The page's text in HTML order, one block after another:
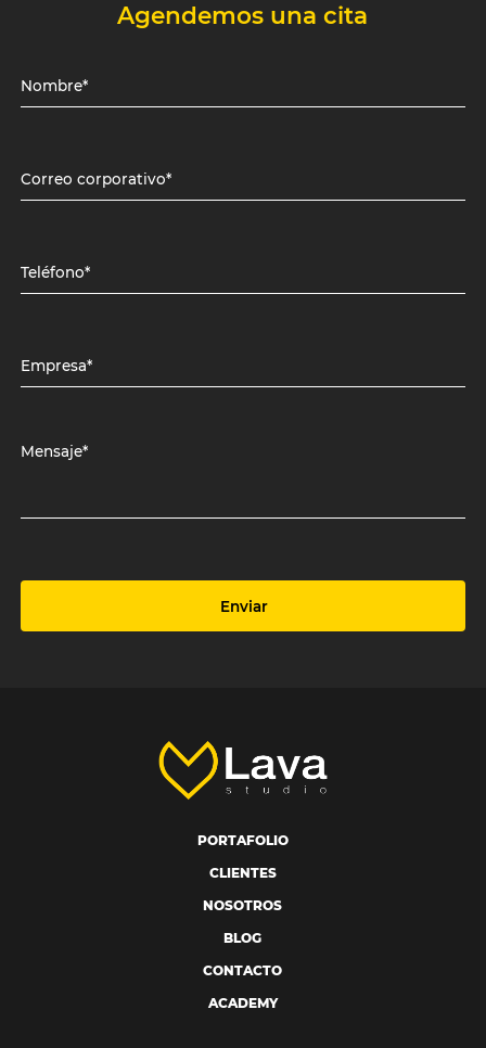
Agendemos una cita
Nombre*
Correo corporativo*
Teléfono*
Empresa*
Mensaje*
Enviar
PORTAFOLIO
CLIENTES
NOSOTROS
BLOG
CONTACTO
ACADEMY